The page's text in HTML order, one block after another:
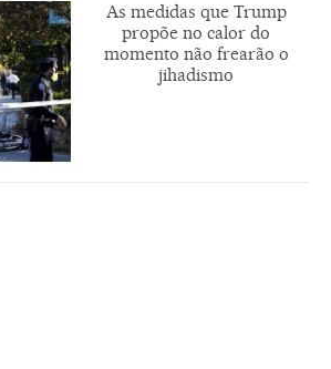
As medidas que Trump
propõe no calor do
momento não frearão o
jihadismo